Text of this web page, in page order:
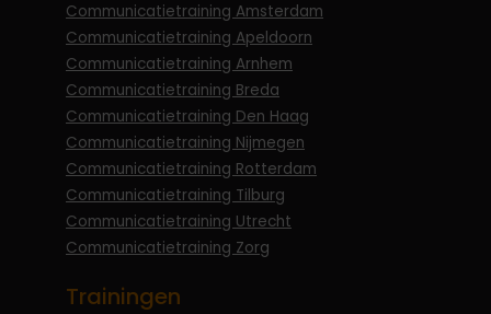
Communicatietraining Amsterdam
Communicatietraining Apeldoorn
Communicatietraining Arnhem
Communicatietraining Breda
Communicatietraining Den Haag
Communicatietraining Nijmegen
Communicatietraining Rotterdam
Communicatietraining Tilburg
Communicatietraining Utrecht
Communicatietraining Zorg
Trainingen